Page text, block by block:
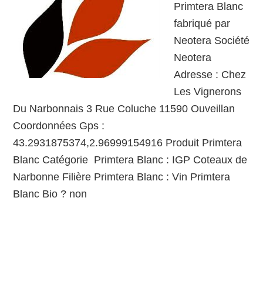
Primtera Blanc
fabriqué par
Neotera Société
Neotera
Adresse : Chez
Les Vignerons
Du Narbonnais 3 Rue Coluche 11590 Ouveillan
Coordonnées Gps :
43.2931875374,2.96999154916 Produit Primtera
Blanc Catégorie Primtera Blanc : IGP Coteaux de
Narbonne Filière Primtera Blanc : Vin Primtera
Blanc Bio ? non